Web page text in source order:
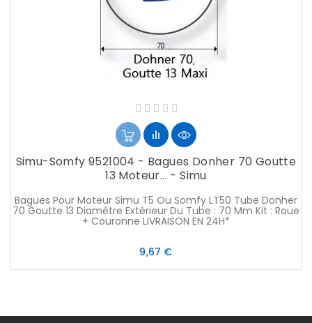
Simu-Somfy 9521004 - Bagues Donher 70 Goutte
13 Moteur... - Simu
Bagues Pour Moteur Simu T5 Ou Somfy LT50 Tube Donher
70 Goutte 13 Diamètre Extérieur Du Tube : 70 Mm Kit : Roue
+ Couronne LIVRAISON EN 24H*
9,67 €Prix